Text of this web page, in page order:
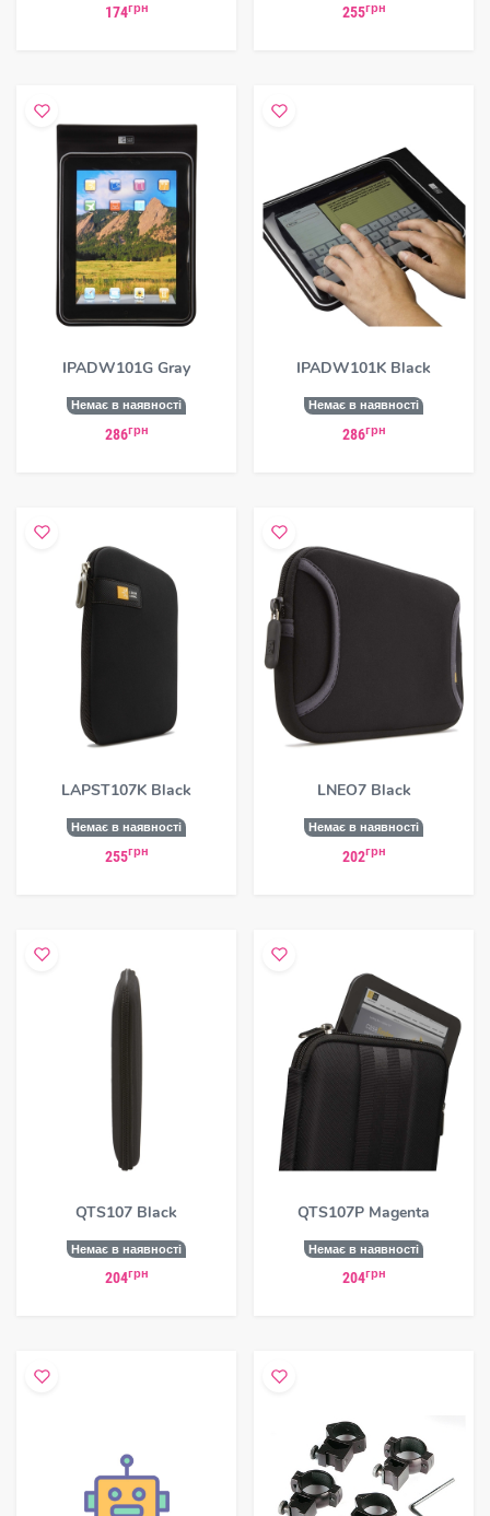
174грн 255грн
IPADW101G Gray
Немає в наявності
286грн
IPADW101K Black
Немає в наявності
286грн
LAPST107K Black
Немає в наявності
255грн
LNEO7 Black
Немає в наявності
202грн
QTS107 Black
Немає в наявності
204грн
QTS107P Magenta
Немає в наявності
204грн